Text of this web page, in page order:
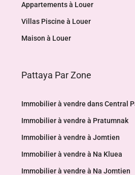
Appartements à Louer
Villas Piscine à Louer
Maison à Louer
Pattaya Par Zone
Immobilier à vendre dans Central
Immobilier à vendre à Pratumnak
Immobilier à vendre à Jomtien
Immobilier à vendre à Na Kluea
Immobilier à vendre à Na Jomtien